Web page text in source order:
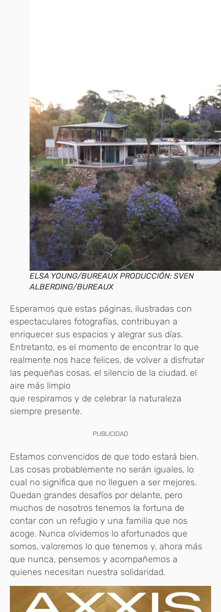
ELSA YOUNG/BUREAUX PRODUCCIÓN: SVEN
ALBERDING/BUREAUX
Esperamos que estas páginas, ilustradas con
espectaculares fotografías, contribuyan a
enriquecer sus espacios y alegrar sus días.
Entretanto, es el momento de encontrar lo que
realmente nos hace felices, de volver a disfrutar
las pequeñas cosas, el silencio de la ciudad, el
aire más limpio
que respiramos y de celebrar la naturaleza
siempre presente.
PUBLICIDAD
Estamos convencidos de que todo estará bien.
Las cosas probablemente no serán iguales, lo
cual no significa que no lleguen a ser mejores.
Quedan grandes desafíos por delante, pero
muchos de nosotros tenemos la fortuna de
contar con un refugio y una familia que nos
acoge. Nunca olvidemos lo afortunados que
somos, valoremos lo que tenemos y, ahora más
que nunca, pensemos y acompañemos a
quienes necesitan nuestra solidaridad.